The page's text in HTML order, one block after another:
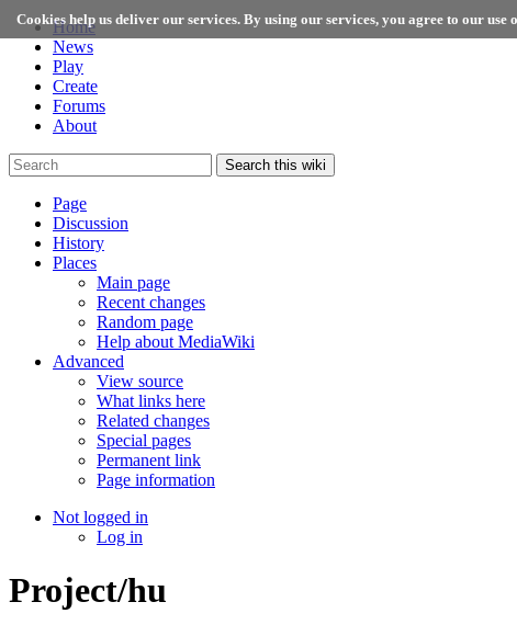
Cookies help us deliver our services. By using our services, you agree to our use
Home
News
Play
Create
Forums
About
Search this wiki
Page
Discussion
History
Places
Main page
Recent changes
Random page
Help about MediaWiki
Advanced
View source
What links here
Related changes
Special pages
Permanent link
Page information
Not logged in
Log in
Project/hu